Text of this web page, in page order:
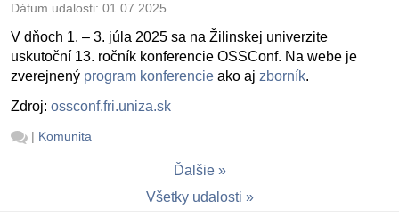
Dátum udalosti: 01.07.2025
V dňoch 1. – 3. júla 2025 sa na Žilinskej univerzite
uskutoční 13. ročník konferencie OSSConf. Na webe je
zverejnený program konferencie ako aj zborník.
Zdroj: ossconf.fri.uniza.sk
| Komunita
Ďalšie
Všetky udalosti